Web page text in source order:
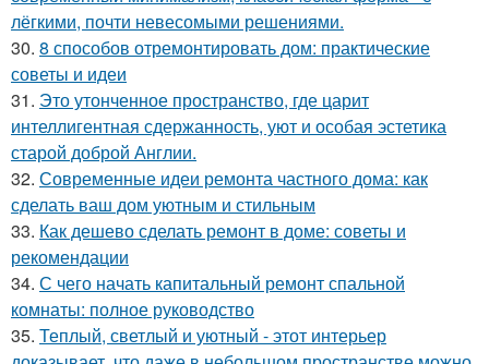
лёгкими, почти невесомыми решениями.
30. 8 способов отремонтировать дом: практические
советы и идеи
31. Это утонченное пространство, где царит
интеллигентная сдержанность, уют и особая эстетика
старой доброй Англии.
32. Современные идеи ремонта частного дома: как
сделать ваш дом уютным и стильным
33. Как дешево сделать ремонт в доме: советы и
рекомендации
34. С чего начать капитальный ремонт спальной
комнаты: полное руководство
35. Теплый, светлый и уютный - этот интерьер